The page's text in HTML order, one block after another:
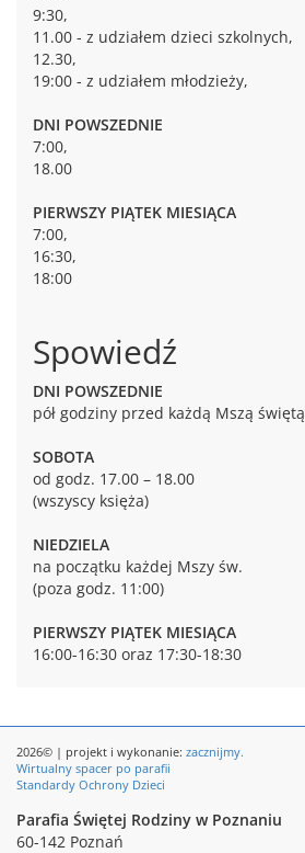
9:30,
11.00 - z udziałem dzieci szkolnych,
12.30,
19:00 - z udziałem młodzieży,
DNI POWSZEDNIE
7:00,
18.00
PIERWSZY PIĄTEK MIESIĄCA
7:00,
16:30,
18:00
Spowiedź
DNI POWSZEDNIE
pół godziny przed każdą Mszą świętą
SOBOTA
od godz. 17.00 – 18.00
(wszyscy księża)
NIEDZIELA
na początku każdej Mszy św.
(poza godz. 11:00)
PIERWSZY PIĄTEK MIESIĄCA
16:00-16:30 oraz 17:30-18:30
2026© | projekt i wykonanie: zacznijmy.
Wirtualny spacer po parafii
Standardy Ochrony Dzieci
Parafia Świętej Rodziny w Poznaniu
60-142 Poznań